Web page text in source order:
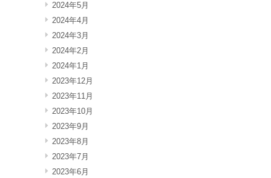
2024年5月
2024年4月
2024年3月
2024年2月
2024年1月
2023年12月
2023年11月
2023年10月
2023年9月
2023年8月
2023年7月
2023年6月